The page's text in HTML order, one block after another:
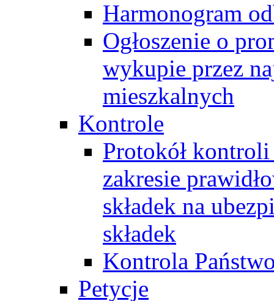
Harmonogram
Ogłoszenie o
wykupie przez
mieszkalnych
Kontrole
Protokół
zakresie
składek na
składek
Kontrola
Petycje